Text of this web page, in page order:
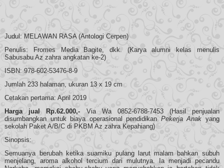
Judul: MELAWAN RASA (Antologi Cerpen)
Penulis: Fromes Media Bagite, dkk. (Karya alumni kelas menulis
Sabusabu Az zahra angkatan ke-2)
ISBN: 978-602-53476-8-9
Jumlah 233 halaman, ukuran 13 x 19 cm
Cetakan pertama: April 2019
Harga jual Rp.62.000,- Via Wa 0852-6788-7453 (Hasil penjualan
disumbangkan untuk biaya operasional pendidikan Pekerja Anak yang
sekolah Paket A/B/C di PKBM Az zahra Kepahiang)
Sinopsis:
Semuanya berubah ketika suamiku pulang larut malam bahkan subuh
menjelang, aroma alkohol tercium dari mulutnya. Ia menjadi pecandu